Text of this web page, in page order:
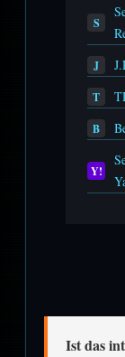
S
J
T
B
Y!
Ist das